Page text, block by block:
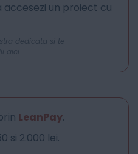
accesezi un proiect cu
dedicata si te
aici
LeanPay.
si 2.000 lei.